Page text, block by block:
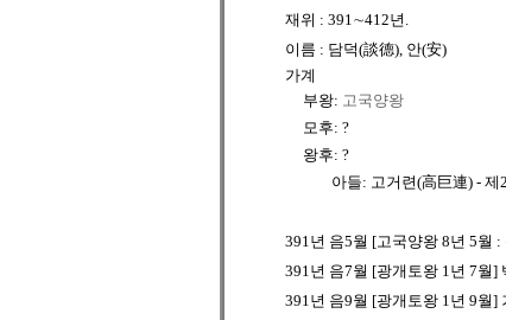
재위 : 391∼412년.
이름 : 담덕(談德), 안(安)
가계
부왕: 고국양왕
모후: ?
왕후: ?
아들: 고거련(高巨連) - 제
391년 음5월 [고국양왕 8년 5월
391년 음7월 [광개토왕 1년 7월]
391년 음9월 [광개토왕 1년 9월]